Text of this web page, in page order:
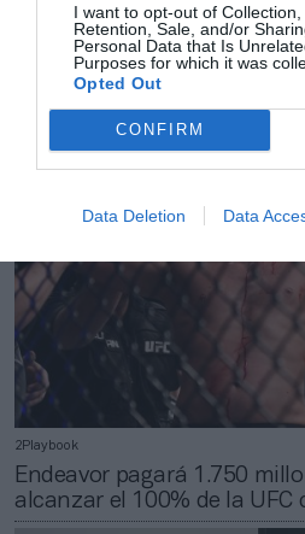
I want to opt-out of Collection,
Retention, Sale, and/or
Personal Data that Is
Purposes for which it was
Opted Out
CONFIRM
Data Deletion Data
2Playbook
La Justicia obliga a disolver
que Vizcaíno y Pina
2Playbook
Endeavor pagará 1.750
alcanzar el 100% de la UFC